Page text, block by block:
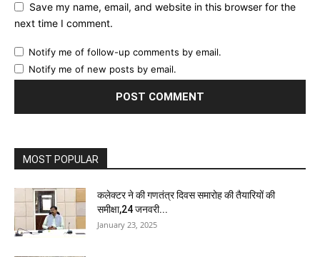
Save my name, email, and website in this browser for the
next time I comment.
Notify me of follow-up comments by email.
Notify me of new posts by email.
MOST POPULAR
कलेक्टर ने की गणतंत्र दिवस समारोह की तैयारियों की
समीक्षा,24 जनवरी...
January 23, 2025